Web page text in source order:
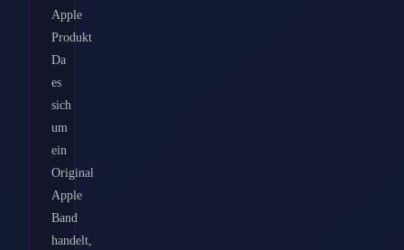
Apple
Produkt
Da
es
sich
um
ein
Original
Apple
Band
handelt,